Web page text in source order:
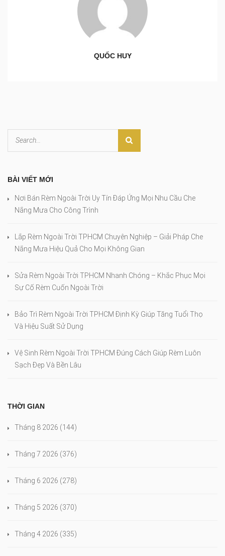
QUỐC HUY
BÀI VIẾT MỚI
Nơi Bán Rèm Ngoài Trời Uy Tín Đáp Ứng Mọi Nhu Cầu Che
Nắng Mưa Cho Công Trình
Lắp Rèm Ngoài Trời TPHCM Chuyên Nghiệp – Giải Pháp Che
Nắng Mưa Hiệu Quả Cho Mọi Không Gian
Sửa Rèm Ngoài Trời TPHCM Nhanh Chóng – Khắc Phục Mọi
Sự Cố Rèm Cuốn Ngoài Trời
Bảo Trì Rèm Ngoài Trời TPHCM Định Kỳ Giúp Tăng Tuổi Thọ
Và Hiệu Suất Sử Dụng
Vệ Sinh Rèm Ngoài Trời TPHCM Đúng Cách Giúp Rèm Luôn
Sạch Đẹp Và Bền Lâu
THỜI GIAN
Tháng 8 2026 (144)
Tháng 7 2026 (376)
Tháng 6 2026 (278)
Tháng 5 2026 (370)
Tháng 4 2026 (335)